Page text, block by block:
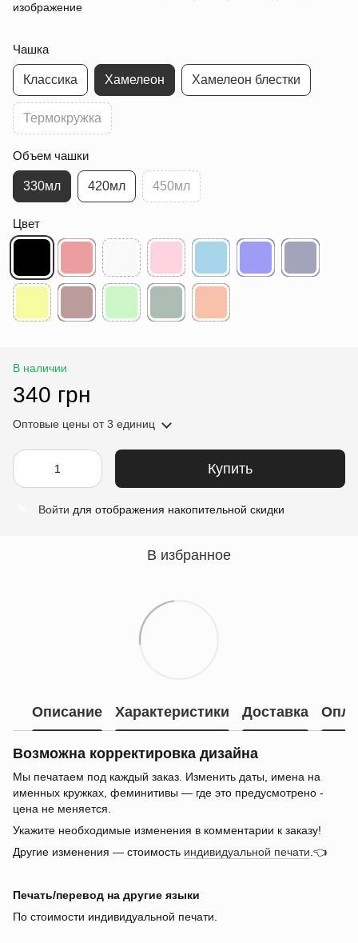
изображение
Чашка
Классика Хамелеон Хамелеон блестки
Термокружка
Объем чашки
330мл 420мл 450мл
Цвет
В наличии
340 грн
Оптовые цены от 3 единиц
Купить
Войти для отображения накопительной скидки
В избранное
Описание Характеристики Доставка
Возможна корректировка дизайна
Мы печатаем под каждый заказ. Изменить даты, имена на
именных кружках, феминитивы — где это предусмотрено -
цена не меняется.
Укажите необходимые изменения в комментарии к заказу!
Другие изменения — стоимость индивидуальной печати .👈
Печать/перевод на другие языки
По стоимости индивидуальной печати.